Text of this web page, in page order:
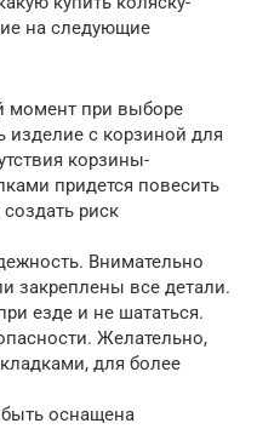
на следующие
момент при выборе
изделие с корзиной для
корзины-
придется повесить
риск
Внимательно
закреплены все детали.
езде и не шататься.
Желательно,
для более
оснащена